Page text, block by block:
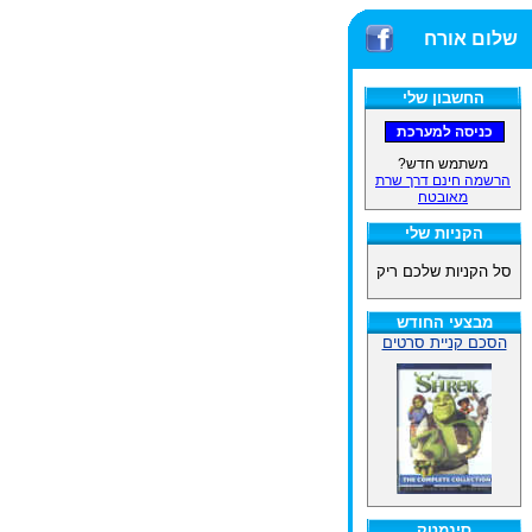
שלום אורח
החשבון שלי
משתמש חדש?
הרשמה חינם דרך שרת
מאובטח
הקניות שלי
סל הקניות שלכם ריק
מבצעי החודש
הסכם קניית סרטים